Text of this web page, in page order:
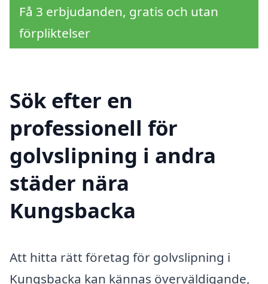
Få 3 erbjudanden, gratis och utan
förpliktelser
Sök efter en
professionell för
golvslipning i andra
städer nära
Kungsbacka
Att hitta rätt företag för golvslipning i
Kungsbacka kan kännas överväldigande,